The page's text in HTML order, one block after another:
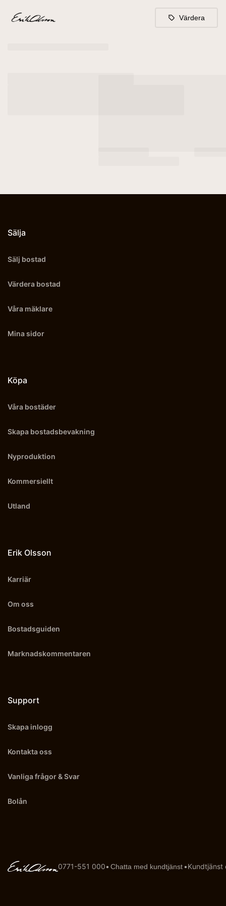
Värdera
Sälja
Sälj bostad
Värdera bostad
Våra mäklare
Mina sidor
Köpa
Våra bostäder
Skapa bostadsbevakning
Nyproduktion
Kommersiellt
Utland
Erik Olsson
Karriär
Om oss
Bostadsguiden
Marknadskommentaren
Support
Skapa inlogg
Kontakta oss
Vanliga frågor & Svar
Bolån
0771-551 000• Chatta med kundtjänst•Kundtjänst